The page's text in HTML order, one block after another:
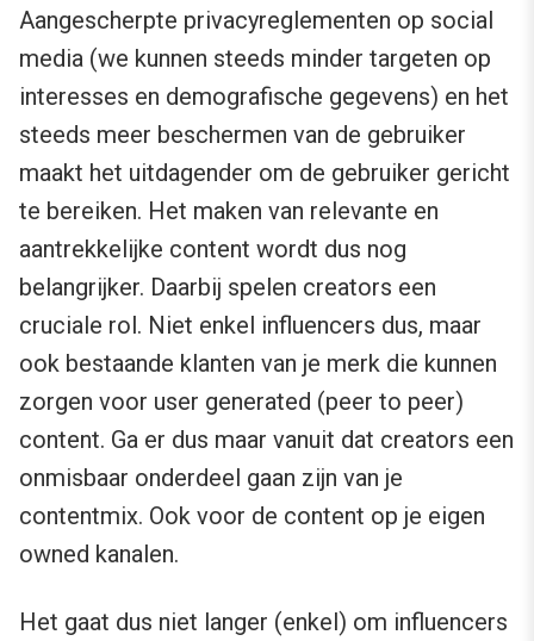
Aangescherpte privacyreglementen op social
media (we kunnen steeds minder targeten op
interesses en demografische gegevens) en het
steeds meer beschermen van de gebruiker
maakt het uitdagender om de gebruiker gericht
te bereiken. Het maken van relevante en
aantrekkelijke content wordt dus nog
belangrijker. Daarbij spelen creators een
cruciale rol. Niet enkel influencers dus, maar
ook bestaande klanten van je merk die kunnen
zorgen voor user generated (peer to peer)
content. Ga er dus maar vanuit dat creators een
onmisbaar onderdeel gaan zijn van je
contentmix. Ook voor de content op je eigen
owned kanalen.
Het gaat dus niet langer (enkel) om influencers